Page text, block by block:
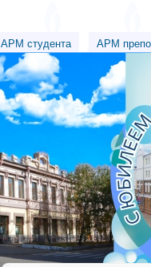
АРМ студента АРМ